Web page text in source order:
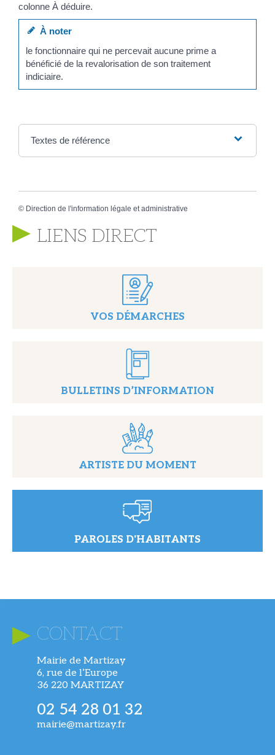
colonne À déduire.
À noter
le fonctionnaire qui ne percevait aucune prime a
bénéficié de la revalorisation de son traitement
indiciaire.
Textes de référence
© Direction de l'information légale et administrative
LIENS DIRECT
VOS DÉMARCHES
BULLETINS D’INFORMATION
ARTISTE DU MOMENT
PAROLES D'HABITANTS
CONTACT
Mairie de Martizay
6, rue de l’Europe
36 220 MARTIZAY
02 54 28 01 32
mairie@martizay.fr